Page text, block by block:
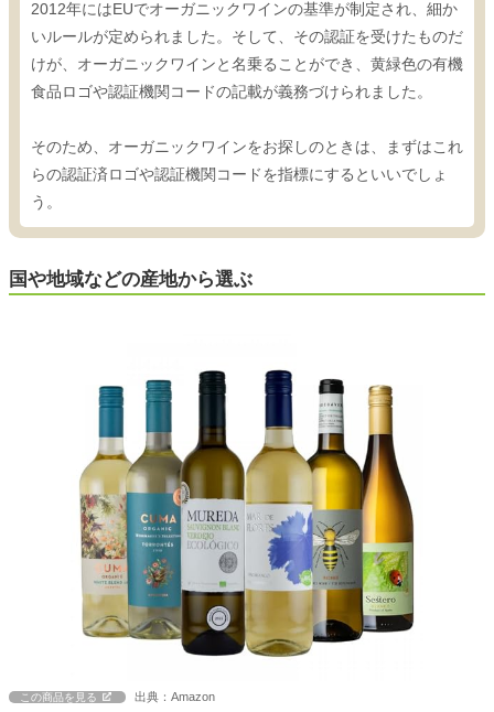
2012年にはEUでオーガニックワインの基準が制定され、細か
いルールが定められました。そして、その認証を受けたものだ
けが、オーガニックワインと名乗ることができ、黄緑色の有機
食品ロゴや認証機関コードの記載が義務づけられました。
そのため、オーガニックワインをお探しのときは、まずはこれ
らの認証済ロゴや認証機関コードを指標にするといいでしょ
う。
国や地域などの産地から選ぶ
この商品を見る 出典：Amazon